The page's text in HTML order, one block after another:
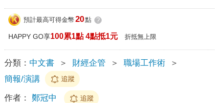
預計最高可得金幣 20點 ?
HAPPY GO享100累1點 4點抵1元 折抵無上限
分類： 中文書 ＞ 財經企管 ＞ 職場工作術
＞
簡報/演講
追蹤
作者： 鄭冠中 追蹤